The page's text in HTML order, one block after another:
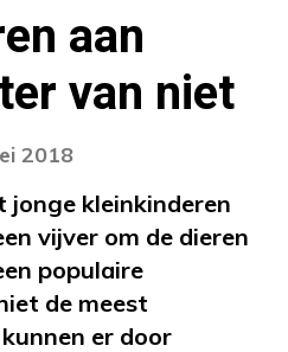
aan
van niet
2018
jonge kleinkinderen
vijver om de dieren
populaire
de meest
er door